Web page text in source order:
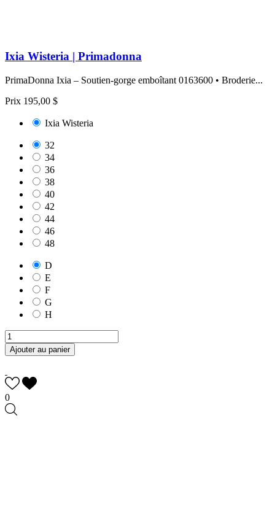
Ixia Wisteria | Primadonna
PrimaDonna Ixia – Soutien-gorge emboîtant 0163600 • Broderie...
Prix 195,00 $
Ixia Wisteria
32
34
36
38
40
42
44
46
48
D
E
F
G
H
Ajouter au panier
0